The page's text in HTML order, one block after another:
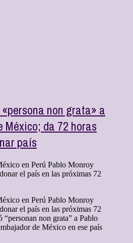
non grata» a
México; da 72 horas
país
en Perú Pablo Monroy
el país en las próximas 72
en Perú Pablo Monroy
el país en las próximas 72
“personan non grata” a Pablo
de México en ese país